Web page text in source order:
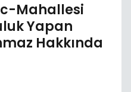
Mahallesi
Yapan
Hakkında